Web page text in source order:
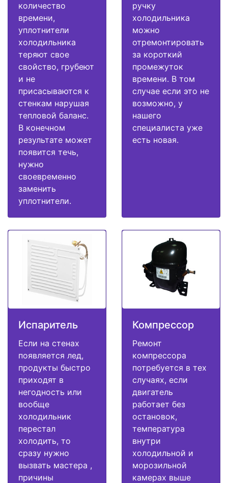
количество
времени,
уплотнители
холодильника
теряют свое
свойство, грубеют
и не
присасываются к
стенкам нарушая
тепловой баланс.
В конечном
результате может
появится течь,
нужно
своевременно
заменить
уплотнители.
ручку
холодильника
можно
отремонтировать
за короткий
промежуток
времени. В том
случае если это не
возможно, у
нашего
специалиста уже
есть новая.
Испаритель
Если на стенах
появляется лед,
продукты быстро
приходят в
негодность или
вообще
холодильник
перестал
холодить, то
сразу нужно
вызвать мастера ,
причины
Компрессор
Ремонт
компрессора
потребуется в тех
случаях, если
двигатель
работает без
остановок,
температура
внутри
холодильной и
морозильной
камерах выше